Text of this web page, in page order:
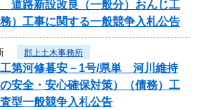
道路新設改良（一般分）おんじ工
）工事に関する一般競争入札公告
郡上土木事務所
工第河修暮安－1号/県単 河川維持
安全・安心確保対策）（債務）工
型一般競争入札公告